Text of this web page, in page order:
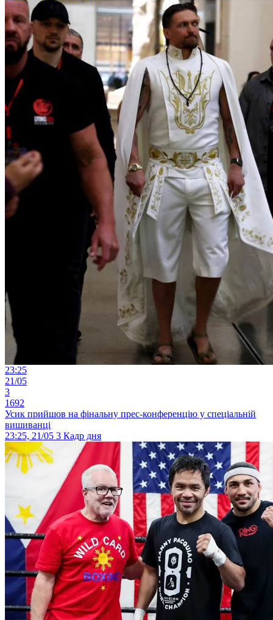
23:25
21/05
3
1692
Усик прийшов на фінальну прес-конференцію у спеціальній
вишиванці
23:25, 21/05 3 Кадр дня